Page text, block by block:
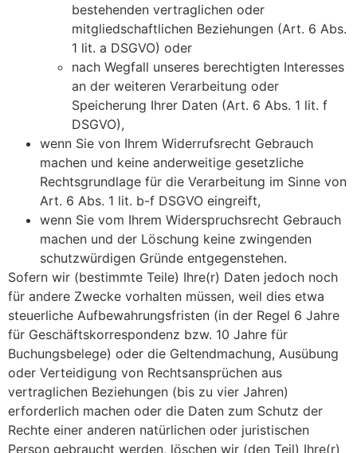
bestehenden vertraglichen oder
mitgliedschaftlichen Beziehungen (Art. 6 Abs.
1 lit. a DSGVO) oder
nach Wegfall unseres berechtigten Interesses
an der weiteren Verarbeitung oder
Speicherung Ihrer Daten (Art. 6 Abs. 1 lit. f
DSGVO),
wenn Sie von Ihrem Widerrufsrecht Gebrauch
machen und keine anderweitige gesetzliche
Rechtsgrundlage für die Verarbeitung im Sinne von
Art. 6 Abs. 1 lit. b-f DSGVO eingreift,
wenn Sie vom Ihrem Widerspruchsrecht Gebrauch
machen und der Löschung keine zwingenden
schutzwürdigen Gründe entgegenstehen.
Sofern wir (bestimmte Teile) Ihre(r) Daten jedoch noch
für andere Zwecke vorhalten müssen, weil dies etwa
steuerliche Aufbewahrungsfristen (in der Regel 6 Jahre
für Geschäftskorrespondenz bzw. 10 Jahre für
Buchungsbelege) oder die Geltendmachung, Ausübung
oder Verteidigung von Rechtsansprüchen aus
vertraglichen Beziehungen (bis zu vier Jahren)
erforderlich machen oder die Daten zum Schutz der
Rechte einer anderen natürlichen oder juristischen
Person gebraucht werden, löschen wir (den Teil) Ihre(r)